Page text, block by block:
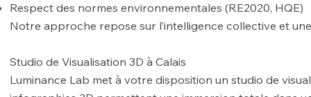
Respect des normes environnementales (RE2020, HQE)
Notre approche repose sur l’intelligence collective et
Studio de Visualisation 3D à Calais
Luminance Lab met à votre disposition un studio de